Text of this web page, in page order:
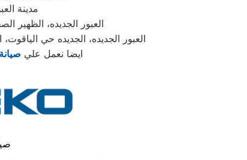
مدينة
العبور الجديده، الظهير
العبور الجديده، الجديده حي
ايضا نعمل علي